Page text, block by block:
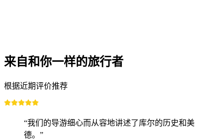
来自和你一样的旅行者
根据近期评价推荐
“我们的导游细心而从容地讲述了库尔的历史和美
德。”